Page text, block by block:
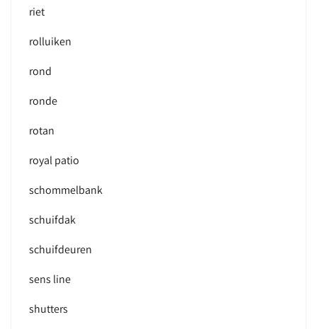
riet
rolluiken
rond
ronde
rotan
royal patio
schommelbank
schuifdak
schuifdeuren
sens line
shutters